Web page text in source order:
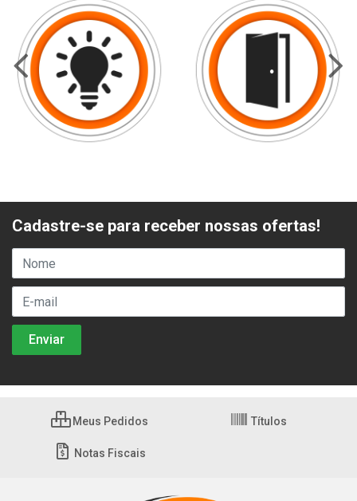
Cadastre-se para receber nossas ofertas!
Meus Pedidos Títulos
Notas Fiscais